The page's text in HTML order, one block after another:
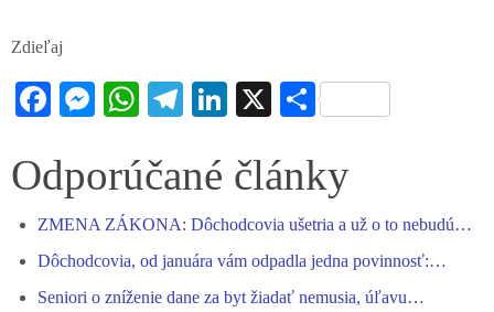
Zdieľaj
Fa
bo
ok
M
se
ng
er
W
ts
pp
Te
gr
m
Li
ed
X S
re
Odporúčané články
ZMENA ZÁKONA: Dôchodcovia ušetria a už o to nebudú…
Dôchodcovia, od januára vám odpadla jedna povinnosť:…
Seniori o zníženie dane za byt žiadať nemusia, úľavu…